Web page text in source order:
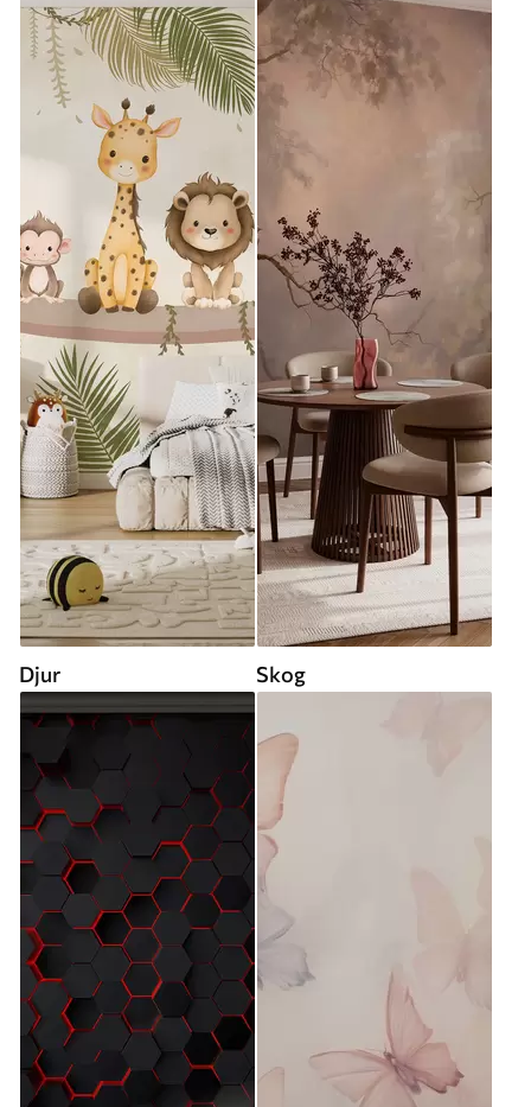
Djur Skog